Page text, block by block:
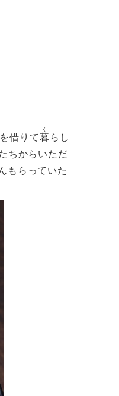
借りて暮
く
らし
ちからいただ
もらっていた